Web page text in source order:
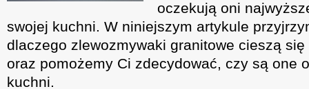
oczekują oni
swojej kuchni. W niniejszym artykule
dlaczego zlewozmywaki granitowe cieszą
oraz pomożemy Ci zdecydować, czy są one
kuchni.